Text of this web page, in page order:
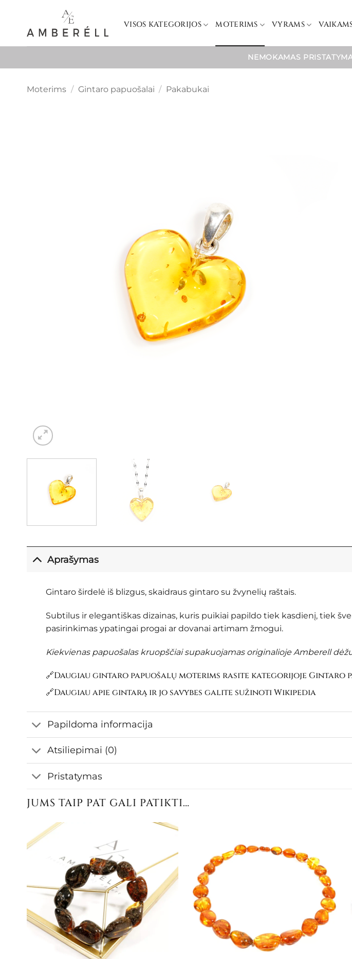
content
VISOS KATEGORIJOS MOTERIMS VYRAMS
NEMOKAMAS
Moterims / Gintaro papuošalai / Pakabukai
Aprašymas
Gintaro širdelė iš blizgus, skaidraus gintaro su žvynelių raštais.
Subtilus ir elegantiškas dizainas, kuris puikiai papildo tiek kasdienį, tiek
pasirinkimas ypatingai progai ar dovanai artimam žmogui.
Kiekvienas papuošalas kruopščiai supakuojamas originalioje Amberell
🔗Daugiau gintaro papuošalų moterims rasite kategorijoje Gintaro
🔗Daugiau apie gintarą ir jo savybes galite sužinotiWikipedia
Papildoma informacija
Atsiliepimai (0)
Pristatymas
JUMS TAIP PAT GALI PATIKTI…